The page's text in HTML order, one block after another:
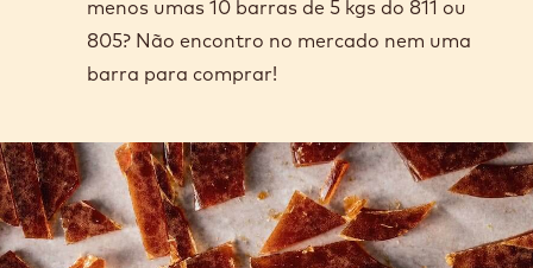
menos umas 10 barras de 5 kgs do 811 ou
805? Não encontro no mercado nem uma
barra para comprar!